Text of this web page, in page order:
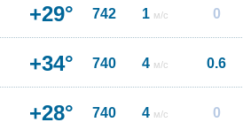
+29° 742 1 м/с 0
+34° 740 4 м/с 0.6
+28° 740 4 м/с 0